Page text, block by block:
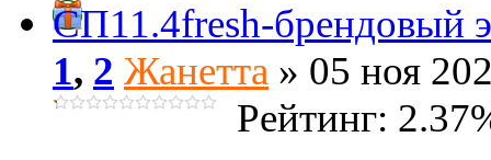
СП11.4fresh-брендовый
1, 2 Жанетта » 05 ноя
Рейтинг: